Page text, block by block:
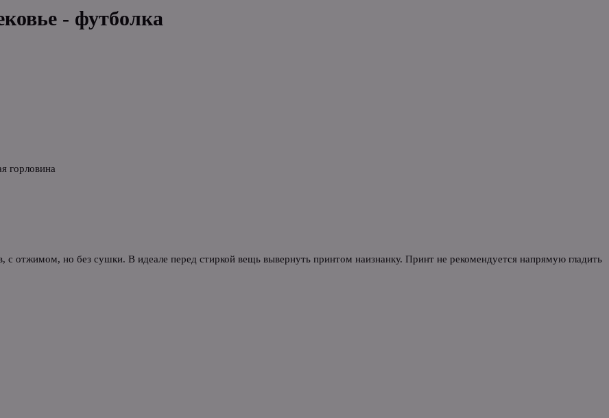
- футболка
горловина
отжимом, но без сушки. В идеале перед стиркой вещь вывернуть принтом наизнанку. Принт не рекомендуется напрямую гладить